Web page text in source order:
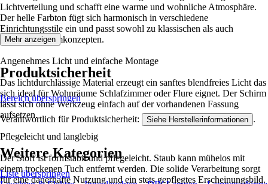
Lichtverteilung und schafft eine warme und wohnliche Atmosphäre.
Der helle Farbton fügt sich harmonisch in verschiedene
Einrichtungsstile ein und passt sowohl zu klassischen als auch
modernen Raumkonzepten.
Angenehmes Licht und einfache Montage
Das lichtdurchlässige Material erzeugt ein sanftes blendfreies Licht das
sich ideal für Wohnräume Schlafzimmer oder Flure eignet. Der Schirm
lässt sich ohne Werkzeug einfach auf der vorhandenen Fassung
aufsetzen.
Pflegeleicht und langlebig
Der Stoff ist formstabil und pflegeleicht. Staub kann mühelos mit
einem trockenen Tuch entfernt werden. Die solide Verarbeitung sorgt
für eine dauerhafte Nutzung und ein stets gepflegtes Erscheinungsbild.
Mehr anzeigen
Produktsicherheit
Bereich überspringen
Verantwortlich für Produktsicherheit: Siehe Herstellerinformationen .
Weitere Kategorien
Liste überspringen